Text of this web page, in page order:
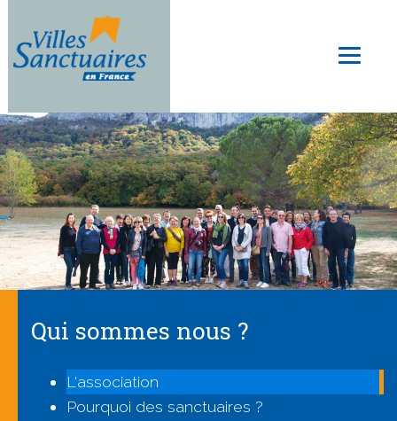
contenu
Qui sommes nous ?
L'association
Pourquoi des sanctuaires ?